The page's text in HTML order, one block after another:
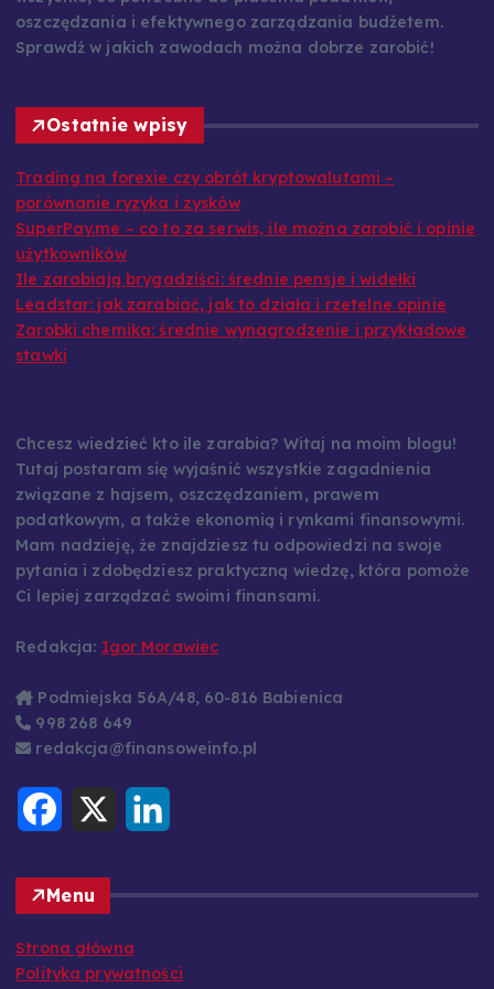
Sprawdź w jakich zawodach można dobrze zarobić!
Ostatnie wpisy
porównanie ryzyka i zysków
SuperPay.me – co to za serwis, ile można zarobić i opinie
użytkowników
Ile zarabiają brygadziści: średnie pensje i widełki
Leadstar: jak zarabiać, jak to działa i rzetelne opinie
Zarobki chemika: średnie wynagrodzenie i przykładowe
stawki
Tutaj postaram się wyjaśnić wszystkie zagadnienia
związane z hajsem, oszczędzaniem, prawem
podatkowym, a także ekonomią i rynkami finansowymi.
Mam nadzieję, że znajdziesz tu odpowiedzi na swoje
pytania i zdobędziesz praktyczną wiedzę, która pomoże
Ci lepiej zarządzać swoimi finansami.
998 268 649
redakcja@finansoweinfo.pl
a
e
o
k
n
Menu
Polityka prywatności
Regulamin